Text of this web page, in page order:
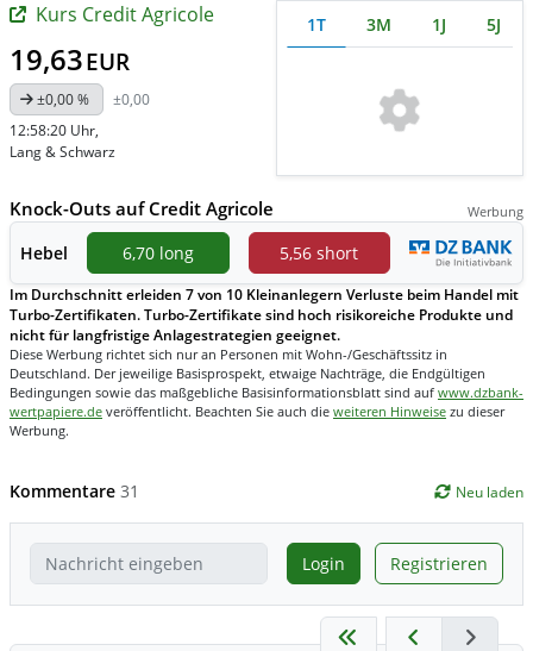
Kurs Credit Agricole
19,63EUR
±0,00 %
±0,00
12:58:20 Uhr,
Lang & Schwarz
1T 3M 1J 5J
Knock-Outs auf Credit Agricole Werbung
Hebel 6,70 long 5,56 short
Im Durchschnitt erleiden 7 von 10 Kleinanlegern Verluste beim Handel mit
Turbo-Zertifikaten. Turbo-Zertifikate sind hoch risikoreiche Produkte und
nicht für langfristige Anlagestrategien geeignet.
Diese Werbung richtet sich nur an Personen mit Wohn-/Geschäftssitz in
Deutschland. Der jeweilige Basisprospekt, etwaige Nachträge, die Endgültigen
Bedingungen sowie das maßgebliche Basisinformationsblatt sind auf www.dzbank-
wertpapiere.de veröffentlicht. Beachten Sie auch die weiteren Hinweise zu dieser
Werbung.
Kommentare 31 Neu laden
Login Registrieren